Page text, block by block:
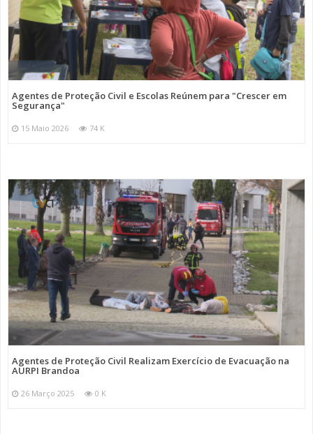
Agentes de Proteção Civil e Escolas Reúnem para "Crescer em
Segurança"
15 Maio 2026 74 K
Agentes de Proteção Civil Realizam Exercício de Evacuação na
AURPI Brandoa
26 Março 2025 0 K